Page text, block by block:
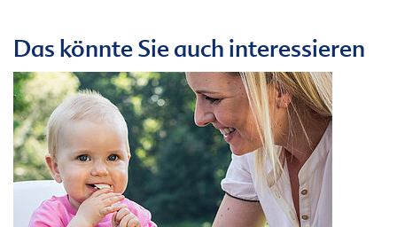
Das könnte Sie auch interessieren